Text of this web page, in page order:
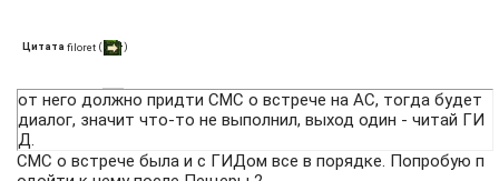
Цитата filoret ( )
от него должно придти СМС о встрече на АС, тогда будет
диалог, значит что-то не выполнил, выход один - читай ГИ
Д.
СМС о встрече была и с ГИДом все в порядке. Попробую п